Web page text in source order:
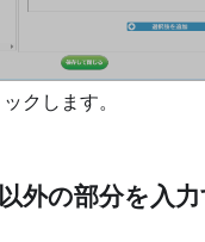
クします。
外の部分を入